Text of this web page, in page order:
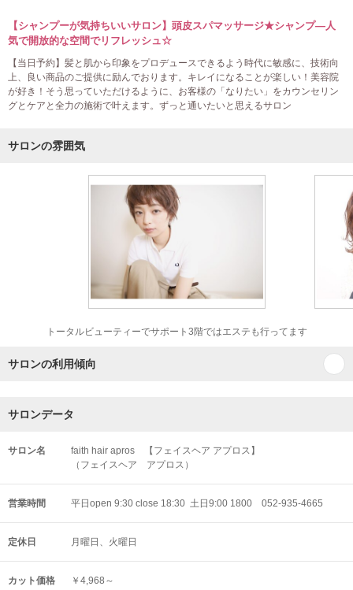
【シャンプーが気持ちいいサロン】頭皮スパマッサージ★シャンプ―人
気で開放的な空間でリフレッシュ☆
【当日予約】髪と肌から印象をプロデュースできるよう時代に敏感に、技術向
上、良い商品のご提供に励んでおります。キレイになることが楽しい！美容院
が好き！そう思っていただけるように、お客様の「なりたい」をカウンセリン
グとケアと全力の施術で叶えます。ずっと通いたいと思えるサロン
サロンの雰囲気
トータルビューティーでサポート3階ではエステも行ってます
サロンの利用傾向
サロンデータ
サロン名
faith hair apros 【フェイスヘア アプロス】
（フェイスヘア アプロス）
営業時間 平日open 9:30 close 18:30 土日9:00 1800 052-935-4665
定休日 月曜日、火曜日
カット価格 ￥4,968～